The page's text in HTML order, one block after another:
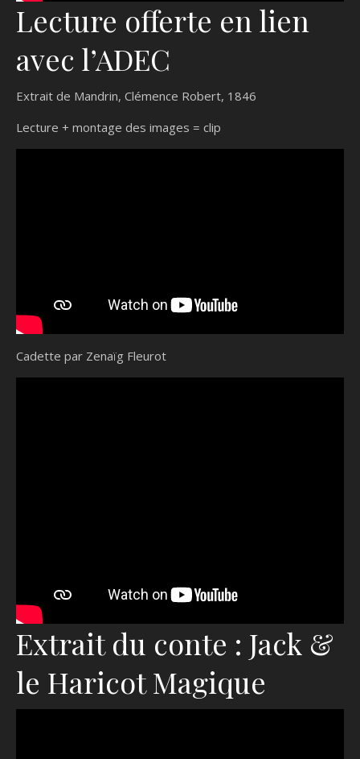
Lecture offerte en lien
avec l’ADEC
Extrait de Mandrin, Clémence Robert, 1846
Lecture + montage des images = clip
Cadette par Zenaïg Fleurot
Extrait du conte : Jack &
le Haricot Magique